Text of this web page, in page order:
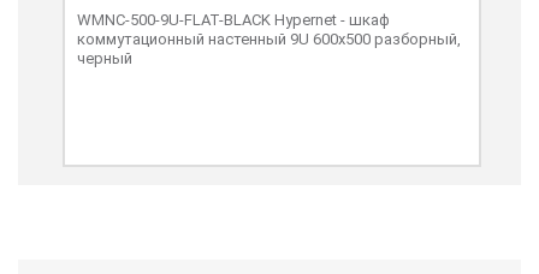
WMNC-500-9U-FLAT-BLACK Hypernet - шкаф
коммутационный настенный 9U 600x500 разборный,
черный